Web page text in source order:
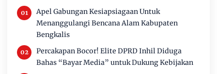
Apel Gabungan Kesiapsiagaan Untuk
Menanggulangi Bencana Alam Kabupaten
Bengkalis
Percakapan Bocor! Elite DPRD Inhil Diduga
Bahas “Bayar Media” untuk Dukung Kebijakan